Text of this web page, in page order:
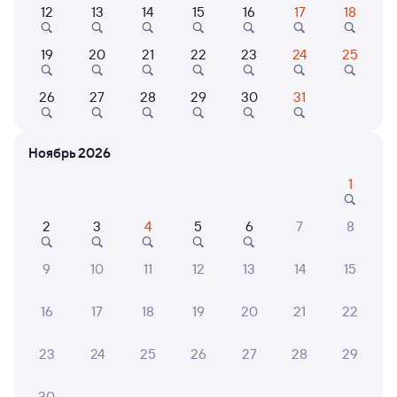
Найдём билет на поезд за вас
Даже если сейчас нет мест
Искать билеты
Гостиница На
2 ⁠880 ⁠₽
2-х комнатная
12 13 14 15 16 17 18
19 20 21 22 23 24 25
26 27 28 29 30 31
Ноябрь 2026
1
2 3 4 5 6 7 8
9 10 11 12 13 14 15
16 17 18 19 20 21 22
23 24 25 26 27 28 29